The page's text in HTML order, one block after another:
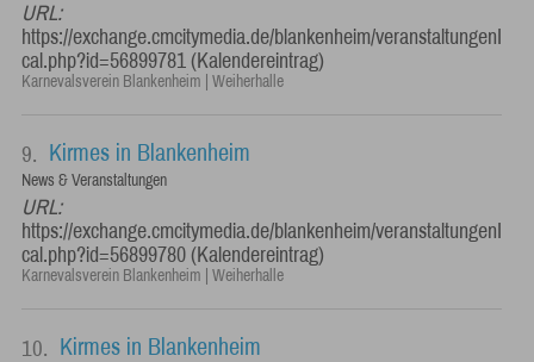
URL:
https://exchange.cmcitymedia.de/blankenheim/veranstaltungenI
cal.php?id=56899781 (Kalendereintrag)
Karnevalsverein Blankenheim | Weiherhalle
9. Kirmes in Blankenheim
News & Veranstaltungen
URL:
https://exchange.cmcitymedia.de/blankenheim/veranstaltungenI
cal.php?id=56899780 (Kalendereintrag)
Karnevalsverein Blankenheim | Weiherhalle
10. Kirmes in Blankenheim